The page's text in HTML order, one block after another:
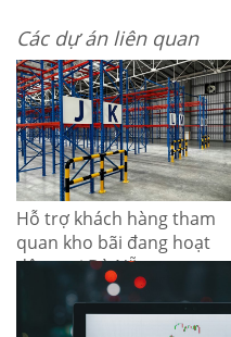
Các dự án liên quan
Hỗ trợ khách hàng tham
quan kho bãi đang hoạt
động tại Đà Nẵng